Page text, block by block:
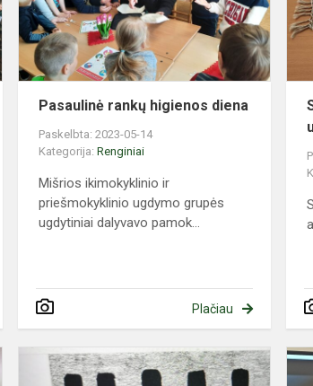
Pasaulinė rankų higienos diena
Paskelbta: 2023-05-14
Kategorija:Renginiai
Mišrios ikimokyklinio ir
priešmokyklinio ugdymo grupės
ugdytiniai dalyvavo pamok...
Plačiau
Aušros
Chlevickaitės